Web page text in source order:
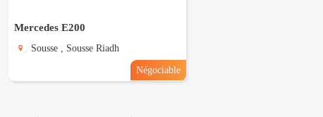
Mercedes E200
Sousse , Sousse Riadh
Négociable